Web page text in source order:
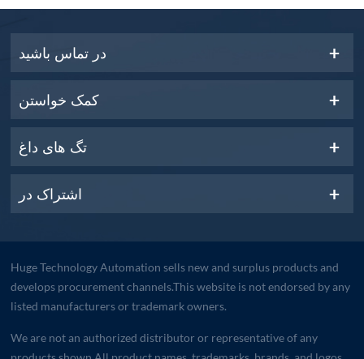
در تماس باشید
کمک خواستن
تگ های داغ
اشتراک در
Huge Technology Automation sells new and surplus products and
develops procurement channels.This website is not endorsed by any
listed manufacturers or trademark owners.
We are not an authorized distributor or representative of any